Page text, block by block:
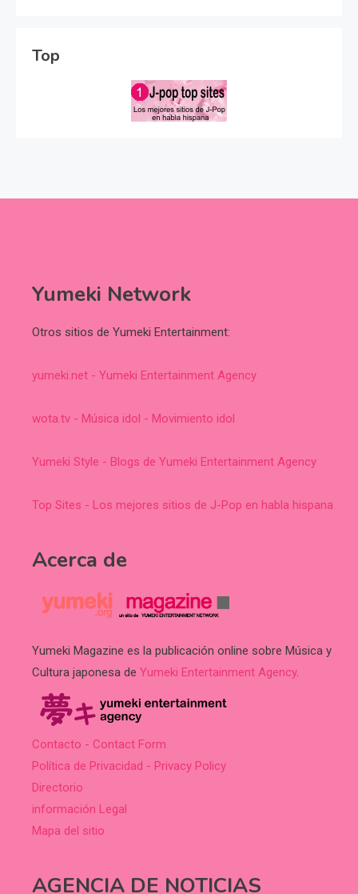
Top
Yumeki Network
Otros sitios de Yumeki Entertainment:
yumeki.net - Yumeki Entertainment Agency
wota.tv - Música idol - Movimiento idol
Yumeki Style - Blogs de Yumeki Entertainment Agency
Top Sites - Los mejores sitios de J-Pop en habla hispana
Acerca de
Yumeki Magazine es la publicación online sobre Música y
Cultura japonesa de Yumeki Entertainment Agency.
Contacto - Contact Form
Política de Privacidad - Privacy Policy
Directorio
información Legal
Mapa del sitio
AGENCIA DE NOTICIAS